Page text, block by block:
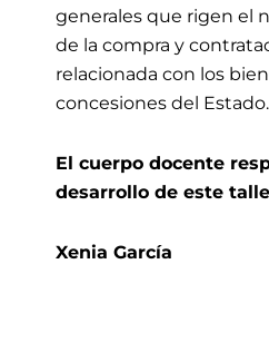
generales que rigen el
de la compra y
relacionada con los
concesiones del Estado.
El cuerpo docente
desarrollo de este
Xenia García